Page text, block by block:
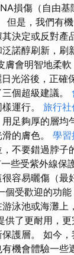
損傷（自由基
但是，我們有
決定或反對產
諾醇刷新，刷
膚會明智地柔
光浴後，正確
個超級建議。
運行。 旅行社
足夠厚的層均
的膚色。 學習
不要錯過脖子
些受紫外線保
容易曬傷（最
個受歡迎的功
泳池或海灘上
供了更耐用，
護層。 如今
機會體驗一些